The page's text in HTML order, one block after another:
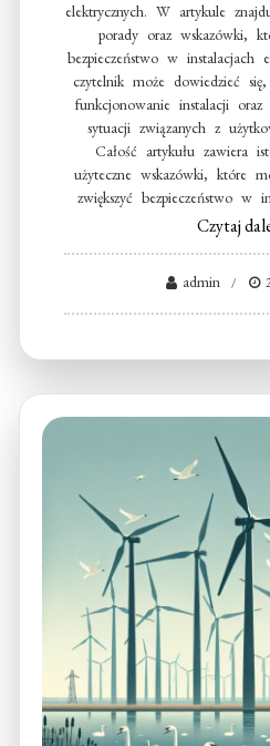
elektrycznych. W artykule
porady oraz wskazówki,
bezpieczeństwo w instalacjach
czytelnik może dowiedzieć
funkcjonowanie instalacji oraz
sytuacji związanych z
Całość artykułu zawiera
użyteczne wskazówki, które
zwiększyć bezpieczeństwo w
Czytaj
admin